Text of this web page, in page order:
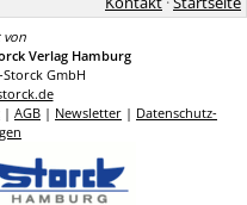
von
Verlag Hamburg
GmbH
| AGB | Newsletter | Datenschutz-